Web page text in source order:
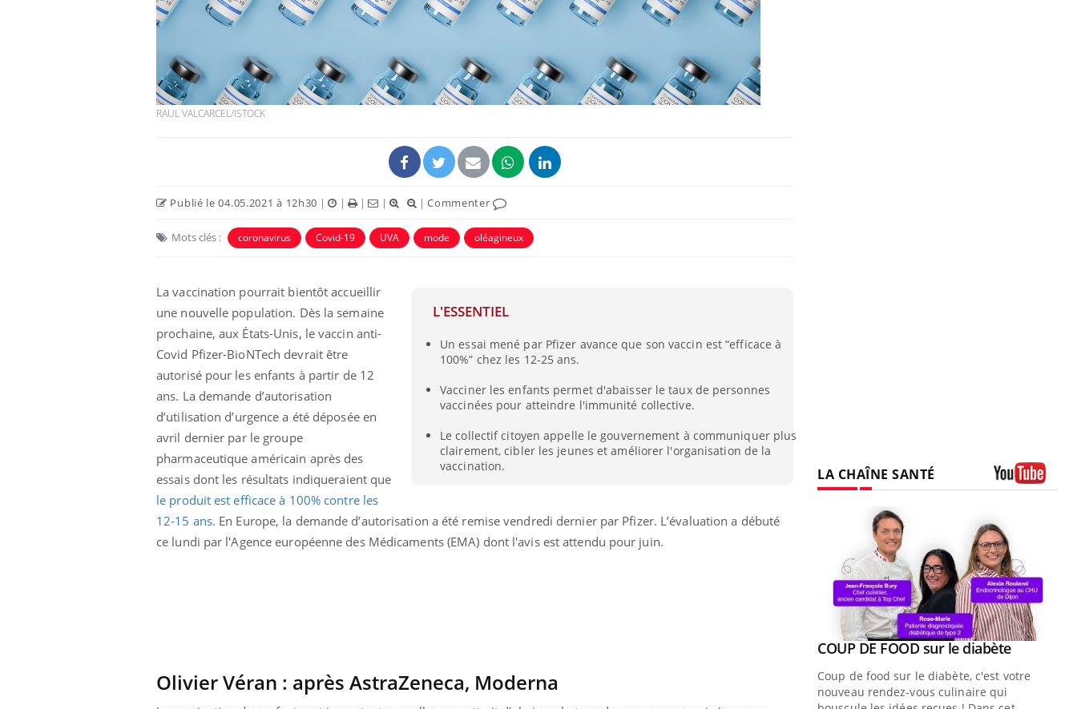
RAUL VALCARCEL/ISTOCK
Publié le 04.05.2021 à 12h30 | | | | |Commenter
Mots clés : coronavirus Covid-19 UVA mode oléagineux
L'ESSENTIEL
Un essai mené par Pfizer avance que son vaccin est “efficace à
100%” chez les 12-25 ans.
Vacciner les enfants permet d'abaisser le taux de personnes
vaccinées pour atteindre l'immunité collective.
Le collectif citoyen appelle le gouvernement à communiquer plus
clairement, cibler les jeunes et améliorer l'organisation de la
vaccination.
La vaccination pourrait bientôt accueillir
une nouvelle population. Dès la semaine
prochaine, aux États-Unis, le vaccin anti-
Covid Pfizer-BioNTech devrait être
autorisé pour les enfants à partir de 12
ans. La demande d’autorisation
d’utilisation d’urgence a été déposée en
avril dernier par le groupe
pharmaceutique américain après des
essais dont les résultats indiqueraient que
le produit est efficace à 100% contre les
12-15 ans. En Europe, la demande d’autorisation a été remise vendredi dernier par Pfizer. L’évaluation a débuté
ce lundi par l'Agence européenne des Médicaments (EMA) dont l'avis est attendu pour juin.
Olivier Véran : après AstraZeneca, Moderna
LA CHAÎNE SANTÉ
L'été arrive… et avec lui, un tout nouveau
Le Ramadan approche, et, pour de
nombreuses personnes atteintes de
Youtube
COUP DE FOOD sur le diabèteYoutube
Coup de food sur le diabète, c'est votre
nouveau rendez-vous culinaire qui